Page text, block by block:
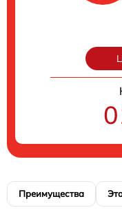
Преимущества